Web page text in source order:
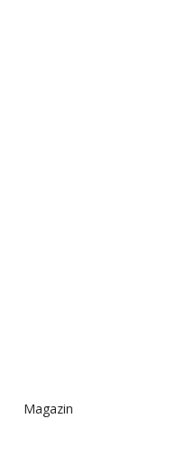
Magazin